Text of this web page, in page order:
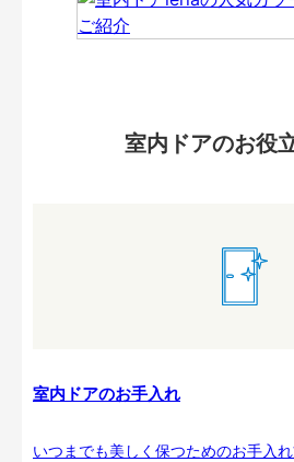
室内ドアのお役
室内ドアのお手入れ
いつまでも美しく保つためのお手入